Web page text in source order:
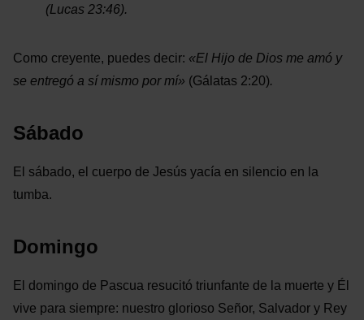
(Lucas 23:46).
Como creyente, puedes decir: «El Hijo de Dios me amó y
se entregó a sí mismo por mí» (Gálatas 2:20).
Sábado
El sábado, el cuerpo de Jesús yacía en silencio en la
tumba.
Domingo
El domingo de Pascua resucitó triunfante de la muerte y Él
vive para siempre: nuestro glorioso Señor, Salvador y Rey